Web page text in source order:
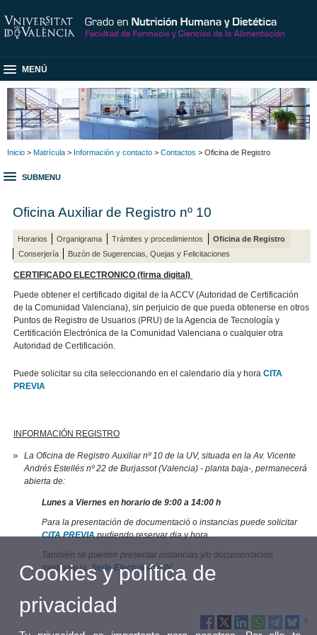
MENÚ
Inicio > Matrícula > Información y contacto > Contactos > Oficina de Registro
SUBMENU
Oficina Auxiliar de Registro nº 10
Horarios Organigrama Trámites y procedimientos
Oficina de Registro
Conserjería
Buzón de Sugerencias, Quejas y Felicitaciones
CERTIFICADO ELECTRONICO (firma digital)
Puede obtener el certificado digital de la ACCV (Autoridad de Certificación
de la Comunidad Valenciana), sin perjuicio de que pueda obtenerse en otros
Puntos de Registro de Usuarios (PRU) de la Agencia de Tecnología y
Certificación Electrónica de la Comunidad Valenciana o cualquier otra
Autoridad de Certificación.
Puede solicitar su cita seleccionando en el calendario día y hora CITA
PREVIA
INFORMACIÓN REGISTRO
La Oficina de Registro Auxiliar nº 10 de la UV, situada en la Av. Vicente
Andrés Estellés nº 22 de Burjassot (Valencia) - planta baja-, permanecerá
abierta de:
Lunes a Viernes en horario de 9:00 a 14:00 h
Para la presentación de documentació o instancias puede solicitar
CITA PREVIApudiendo reservar diay hora.
También se pueden presentar instancias y/o documentación
mediante laSede ElectrónicaUV
Cookies y política de
privacidad